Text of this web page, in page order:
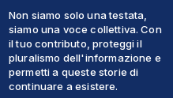
Non siamo solo una testata,
siamo una voce collettiva. Con
il tuo contributo, proteggi il
pluralismo dell'informazione e
permetti a queste storie di
continuare a esistere.